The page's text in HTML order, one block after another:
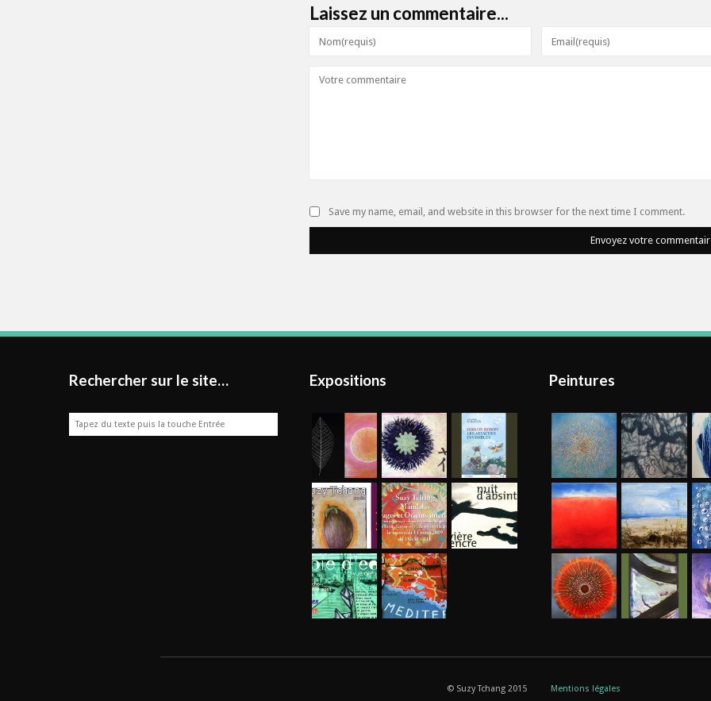
Laissez un commentaire...
Save my name, email, and website in this browser for the next time I comment.
Envoyez votre
Rechercher sur le site… Expositions Peintures
© Suzy Tchang 2015 Mentions légales